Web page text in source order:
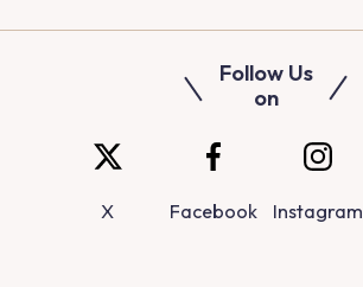
Follow Us
on
X Facebook Instagram